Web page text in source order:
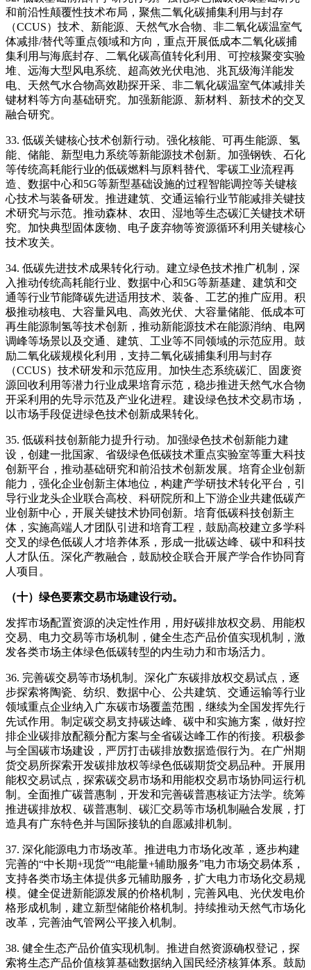
和前沿性颠覆性技术布局，聚焦二氧化碳捕集利用与封存
（CCUS）技术、新能源、天然气水合物、非二氧化碳温室气
体减排/替代等重点领域和方向，重点开展低成本二氧化碳捕
集利用与海底封存、二氧化碳高值转化利用、可控核聚变实验
堆、远海大型风电系统、超高效光伏电池、兆瓦级海洋能发
电、天然气水合物高效勘探开采、非二氧化碳温室气体减排关
键材料等方向基础研究。加强新能源、新材料、新技术的交叉
融合研究。
33. 低碳关键核心技术创新行动。强化核能、可再生能源、氢
能、储能、新型电力系统等新能源技术创新。加强钢铁、石化
等传统高耗能行业的低碳燃料与原料替代、零碳工业流程再
造、数据中心和5G等新型基础设施的过程智能调控等关键核
心技术与装备研发。推进建筑、交通运输行业节能减排关键技
术研究与示范。推动森林、农田、湿地等生态碳汇关键技术研
究。加快典型固体废物、电子废弃物等资源循环利用关键核心
技术攻关。
34. 低碳先进技术成果转化行动。建立绿色技术推广机制，深
入推动传统高耗能行业、数据中心和5G等新基建、建筑和交
通等行业节能降碳先进适用技术、装备、工艺的推广应用。积
极推动核电、大容量风电、高效光伏、大容量储能、低成本可
再生能源制氢等技术创新，推动新能源技术在能源消纳、电网
调峰等场景以及交通、建筑、工业等不同领域的示范应用。鼓
励二氧化碳规模化利用，支持二氧化碳捕集利用与封存
（CCUS）技术研发和示范应用。加快生态系统碳汇、固废资
源回收利用等潜力行业成果培育示范，稳步推进天然气水合物
开采利用的先导示范及产业化进程。建设绿色技术交易市场，
以市场手段促进绿色技术创新成果转化。
35. 低碳科技创新能力提升行动。加强绿色技术创新能力建
设，创建一批国家、省级绿色低碳技术重点实验室等重大科技
创新平台，推动基础研究和前沿技术创新发展。培育企业创新
能力，强化企业创新主体地位，构建产学研技术转化平台，引
导行业龙头企业联合高校、科研院所和上下游企业共建低碳产
业创新中心，开展关键技术协同创新。培育低碳科技创新主
体，实施高端人才团队引进和培育工程，鼓励高校建立多学科
交叉的绿色低碳人才培养体系，形成一批碳达峰、碳中和科技
人才队伍。深化产教融合，鼓励校企联合开展产学合作协同育
人项目。
（十）绿色要素交易市场建设行动。
发挥市场配置资源的决定性作用，用好碳排放权交易、用能权
交易、电力交易等市场机制，健全生态产品价值实现机制，激
发各类市场主体绿色低碳转型的内生动力和市场活力。
36. 完善碳交易等市场机制。深化广东碳排放权交易试点，逐
步探索将陶瓷、纺织、数据中心、公共建筑、交通运输等行业
领域重点企业纳入广东碳市场覆盖范围，继续为全国发挥先行
先试作用。制定碳交易支持碳达峰、碳中和实施方案，做好控
排企业碳排放配额分配方案与全省碳达峰工作的衔接。积极参
与全国碳市场建设，严厉打击碳排放数据造假行为。在广州期
货交易所探索开发碳排放权等绿色低碳期货交易品种。开展用
能权交易试点，探索碳交易市场和用能权交易市场协同运行机
制。全面推广碳普惠制，开发和完善碳普惠核证方法学。统筹
推进碳排放权、碳普惠制、碳汇交易等市场机制融合发展，打
造具有广东特色并与国际接轨的自愿减排机制。
37. 深化能源电力市场改革。推进电力市场化改革，逐步构建
完善的“中长期+现货”“电能量+辅助服务”电力市场交易体系，
支持各类市场主体提供多元辅助服务，扩大电力市场化交易规
模。健全促进新能源发展的价格机制，完善风电、光伏发电价
格形成机制，建立新型储能价格机制。持续推动天然气市场化
改革，完善油气管网公平接入机制。
38. 健全生态产品价值实现机制。推进自然资源确权登记，探
索将生态产品价值核算基础数据纳入国民经济核算体系。鼓励